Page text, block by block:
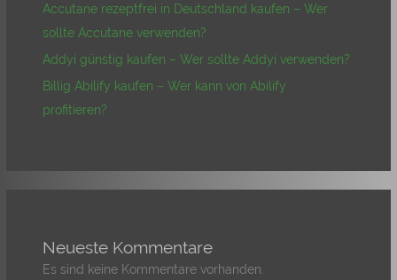
Accutane rezeptfrei in Deutschland kaufen – Wer
sollte Accutane verwenden?
Addyi günstig kaufen – Wer sollte Addyi verwenden?
Billig Abilify kaufen – Wer kann von Abilify
profitieren?
Neueste Kommentare
Es sind keine Kommentare vorhanden.